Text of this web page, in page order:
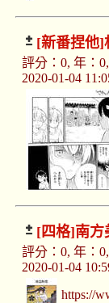
[新番捏他]
評分：0, 年：
2020-01-04
[四格]南方
評分：0, 年：
2020-01-04
https://